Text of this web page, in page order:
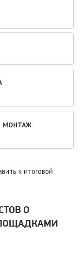
МОНТАЖ
к итоговой
O